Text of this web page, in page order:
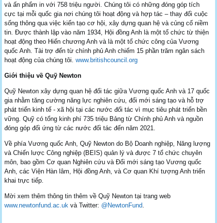
và ấn phẩm in với 758 triệu người. Chúng tôi có những đóng góp tích
cực tại mỗi quốc gia nơi chúng tôi hoạt động và hợp tác – thay đổi cuộc
sống thông qua việc kiến tạo cơ hội, xây dựng quan hệ và củng cố niềm
tin. Được thành lập vào năm 1934, Hội đồng Anh là một tổ chức từ thiện
hoạt động theo Hiến chương Anh và là một tổ chức công của Vương
quốc Anh. Tài trợ đến từ chính phủ Anh chiếm 15 phần trăm ngân sách
hoạt động của chúng tôi.www.britishcouncil.org
Giới thiệu về Quỹ Newton
Quỹ Newton xây dựng quan hệ đối tác giữa Vương quốc Anh và 17 quốc
gia nhằm tăng cường năng lực nghiên cứu, đổi mới sáng tạo và hỗ trợ
phát triển kinh tế - xã hội tại các nước đối tác vì mục tiêu phát triển bền
vững. Quỹ có tổng kinh phí 735 triệu Bảng từ Chính phủ Anh và nguồn
đóng góp đối ứng từ các nước đối tác đến năm 2021.
Về phía Vương quốc Anh, Quỹ Newton do Bộ Doanh nghiệp, Năng lượng
và Chiến lược Công nghiệp (BEIS) quản lý và được 7 tổ chức chuyên
môn, bao gồm Cơ quan Nghiên cứu và Đổi mới sáng tạo Vương quốc
Anh, các Viện Hàn lâm, Hội đồng Anh, và Cơ quan Khí tượng Anh triển
khai trực tiếp.
Mời xem thêm thông tin thêm về Quỹ Newton tại trang web
www.newtonfund.ac.uk và Twitter: @NewtonFund